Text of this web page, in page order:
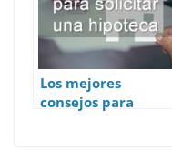
Los mejores
consejos para